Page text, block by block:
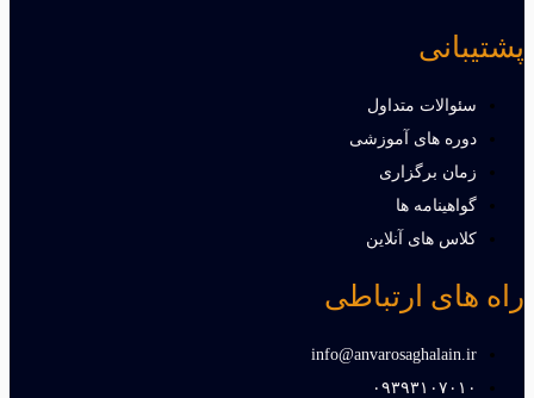
پشتیبانی
سئوالات متداول
دوره های آموزشی
زمان برگزاری
گواهینامه ها
کلاس های آنلاین
راه های ارتباطی
info@anvarosaghalain.ir​
۰۹۳۹۳۱۰۷۰۱۰​